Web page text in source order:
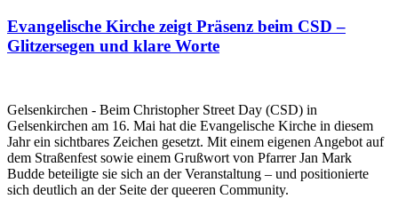
Evangelische Kirche zeigt Präsenz beim CSD –
Glitzersegen und klare Worte
Gelsenkirchen - Beim Christopher Street Day (CSD) in
Gelsenkirchen am 16. Mai hat die Evangelische Kirche in diesem
Jahr ein sichtbares Zeichen gesetzt. Mit einem eigenen Angebot auf
dem Straßenfest sowie einem Grußwort von Pfarrer Jan Mark
Budde beteiligte sie sich an der Veranstaltung – und positionierte
sich deutlich an der Seite der queeren Community.